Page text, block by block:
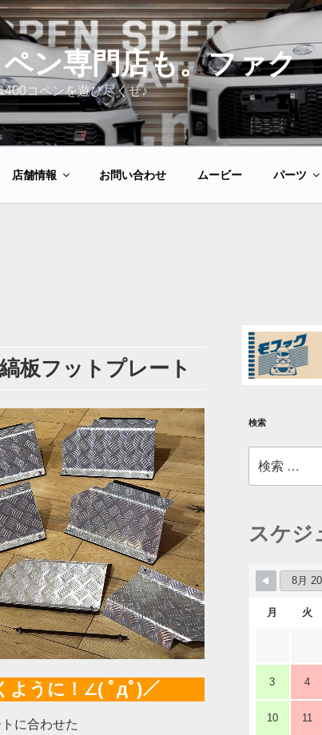
ペン専門店も。ファク
コペンを遊び尽くせ♪
店舗情報 お問い合わせ ムービー パーツ
板フットプレート
ように！∠( ﾟдﾟ)／
に合わせた
検索
索:
スケジ
月 火
3 4
10 11